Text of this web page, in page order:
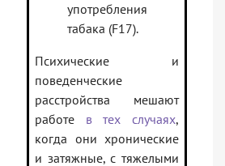
употребления
табака (F17).
Психические и
поведенческие
расстройства мешают
работе в тех случаях,
когда они хронические
и затяжные, с тяжелыми